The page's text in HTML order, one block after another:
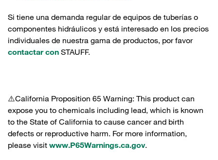
Si tiene una demanda regular de equipos de tuberías o
componentes hidráulicos y está interesado en los precios
individuales de nuestra gama de productos, por favor
contactar con STAUFF.
⚠️California Proposition 65 Warning: This product can
expose you to chemicals including lead, which is known
to the State of California to cause cancer and birth
defects or reproductive harm. For more information,
please visit www.P65Warnings.ca.gov.